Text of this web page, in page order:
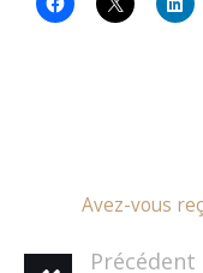
Avez-vous
Précédent